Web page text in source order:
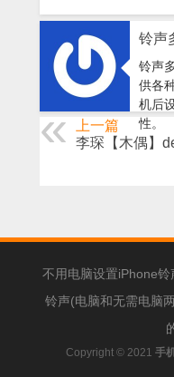
铃声
铃声
供各
机后
性。
上一篇
李琛【木偶】
不用电脑设置iPhone铃
铃声(电脑和无需电脑
Copyright © 2021 手